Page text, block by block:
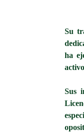
Su
ha
Sus